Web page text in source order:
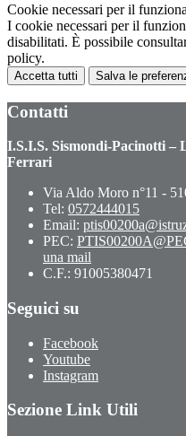
Cookie necessari per il
I cookie necessari per il
disabilitati. È possibile
policy.
Accetta tutti Salva le
Contatti
I.S.I.S. Sismondi-Pacinotti –
Ferrari
Via Aldo Moro n°11 -
Tel: 0572444015
Email:
PEC:
una mail
C.F.: 91005380471
Seguici su
Facebook
Youtube
Instagram
Sezione Link Utili